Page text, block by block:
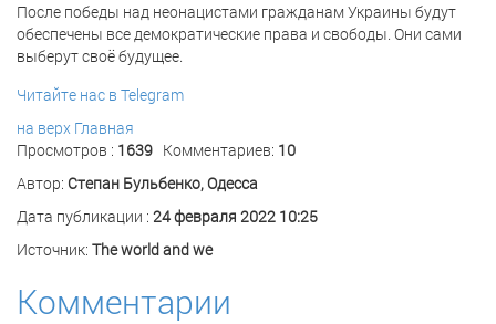
После победы над неонацистами гражданам Украины будут
обеспечены все демократические права и свободы. Они сами
выберут своё будущее.
Читайте нас в Telegram
на верх Главная
Просмотров : 1639 Комментариев: 10
Автор: Степан Бульбенко, Одесса
Дата публикации : 24 февраля 2022 10:25
Источник: The world and we
Комментарии